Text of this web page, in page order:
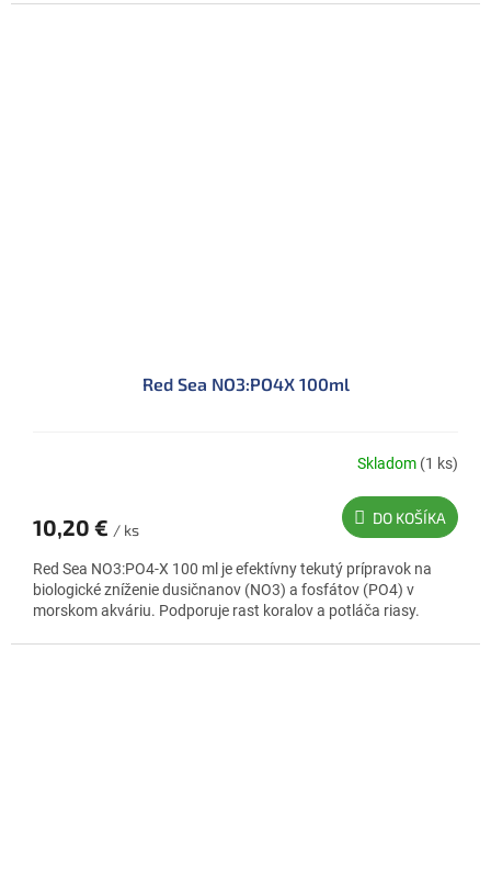
Red Sea NO3:PO4X 100ml
Skladom (1 ks)
10,20 € / ks
DO KOŠÍKA
Red Sea NO3:PO4-X 100 ml je efektívny tekutý prípravok na
biologické zníženie dusičnanov (NO3) a fosfátov (PO4) v
morskom akváriu. Podporuje rast koralov a potláča riasy.